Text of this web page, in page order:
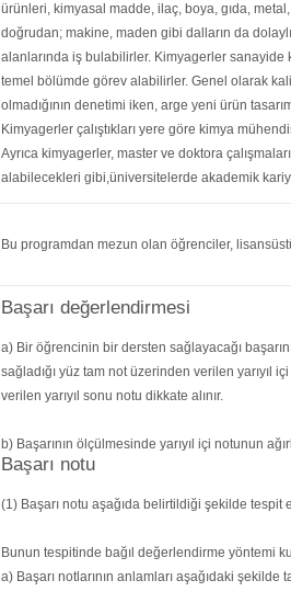
ürünleri, kimyasal madde, ilaç, boya, gıda,
doğrudan; makine, maden gibi dalların da
alanlarında iş bulabilirler. Kimyagerler
temel bölümde görev alabilirler. Genel olarak
olmadığının denetimi iken, arge yeni ürün
Kimyagerler çalıştıkları yere göre kimya
Ayrıca kimyagerler, master ve doktora
alabilecekleri gibi,üniversitelerde akademik
Bu programdan mezun olan öğrenciler,
Başarı değerlendirmesi
a) Bir öğrencinin bir dersten sağlayacağı
sağladığı yüz tam not üzerinden verilen yarıyıl
verilen yarıyıl sonu notu dikkate alınır.
b) Başarının ölçülmesinde yarıyıl içi notunun
Başarı notu
(1) Başarı notu aşağıda belirtildiği şekilde tespit
Bunun tespitinde bağıl değerlendirme yöntemi
a) Başarı notlarının anlamları aşağıdaki şekilde